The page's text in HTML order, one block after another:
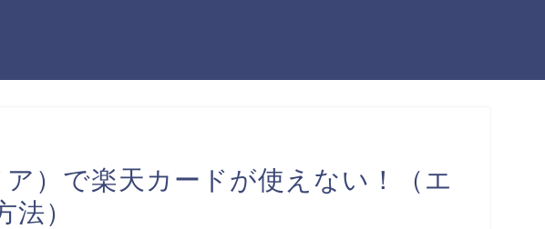
）で楽天カードが使えない！（エ
法）